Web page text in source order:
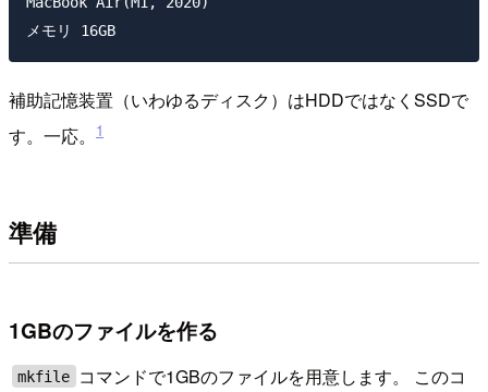
補助記憶装置（いわゆるディスク）はHDDではなくSSDで
す。一応。
1
準備
1GBのファイルを作る
mkfile
コマンドで1GBのファイルを用意します。 このコ